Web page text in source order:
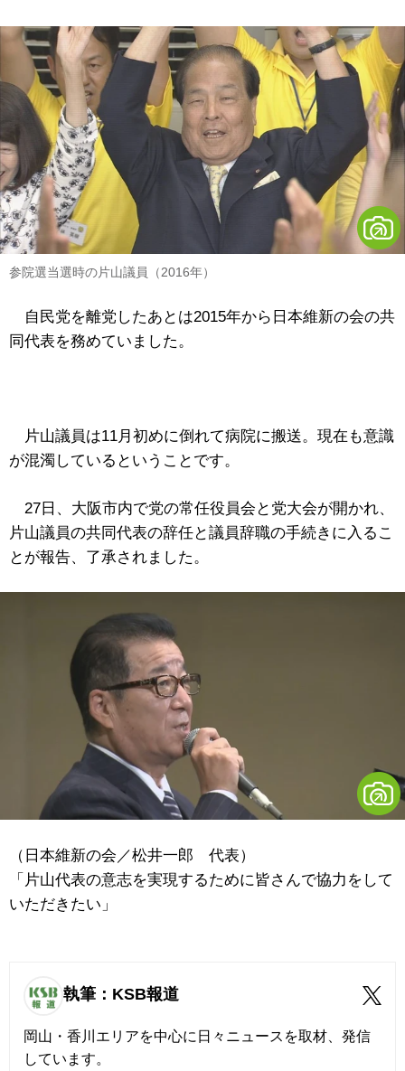
参院選当選時の片山議員（2016年）
自民党を離党したあとは2015年から日本維新の会の共
同代表を務めていました。
片山議員は11月初めに倒れて病院に搬送。現在も意識
が混濁しているということです。
27日、大阪市内で党の常任役員会と党大会が開かれ、
片山議員の共同代表の辞任と議員辞職の手続きに入るこ
とが報告、了承されました。
（日本維新の会／松井一郎 代表）
「片山代表の意志を実現するために皆さんで協力をして
いただきたい」
執筆：KSB報道
岡山・香川エリアを中心に日々ニュースを取材、発信
しています。